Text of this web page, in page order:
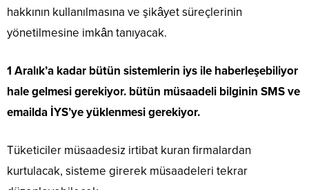
hakkının kullanılmasına ve şikâyet süreçlerinin
yönetilmesine imkân tanıyacak.
1 Aralık’a kadar bütün sistemlerin iys ile haberleşebiliyor
hale gelmesi gerekiyor. bütün müsaadeli bilginin SMS ve
emailda İYS’ye yüklenmesi gerekiyor.
Tüketiciler müsaadesiz irtibat kuran firmalardan
kurtulacak, sisteme girerek müsaadeleri tekrar